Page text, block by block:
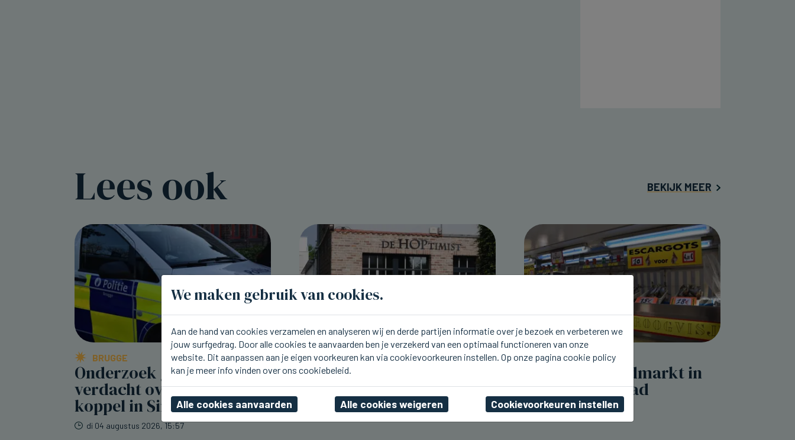
Lees ook BEKIJK MEER
BRUGGE
Onderzoek gestart naar
verdacht overlijden
koppel in Sint-Pieters
di 04 augustus 2026, 15:57
BRUGGE
Vanavond Wijklanken in
Sint-Michiels en Sint-Kruis
di 04 augustus 2026, 15:44
NIEUWPOORT
Vandaag avondmarkt in
Nieuwpoort Stad
di 04 augustus 2026, 15:05
We maken gebruik van cookies.
Aan de hand van cookies verzamelen en analyseren wij en derde partijen informatie over je bezoek en verbeteren we
jouw surfgedrag. Door alle cookies te aanvaarden ben je verzekerd van een optimaal functioneren van onze
website. Dit aanpassen aan je eigen voorkeuren kan via cookievoorkeuren instellen. Op onze pagina cookie policy
kan je meer info vinden over ons cookiebeleid.
Alle cookies aanvaarden Alle cookies weigeren Cookievoorkeuren instellen